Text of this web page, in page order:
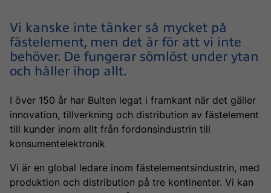
Vi kanske inte tänker så mycket på
fästelement, men det är för att vi inte
behöver. De fungerar sömlöst under ytan
och håller ihop allt.
I över 150 år har Bulten legat i framkant när det gäller
innovation, tillverkning och distribution av fästelement
till kunder inom allt från fordonsindustrin till
konsumentelektronik
Vi är en global ledare inom fästelementsindustrin, med
produktion och distribution på tre kontinenter. Vi kan